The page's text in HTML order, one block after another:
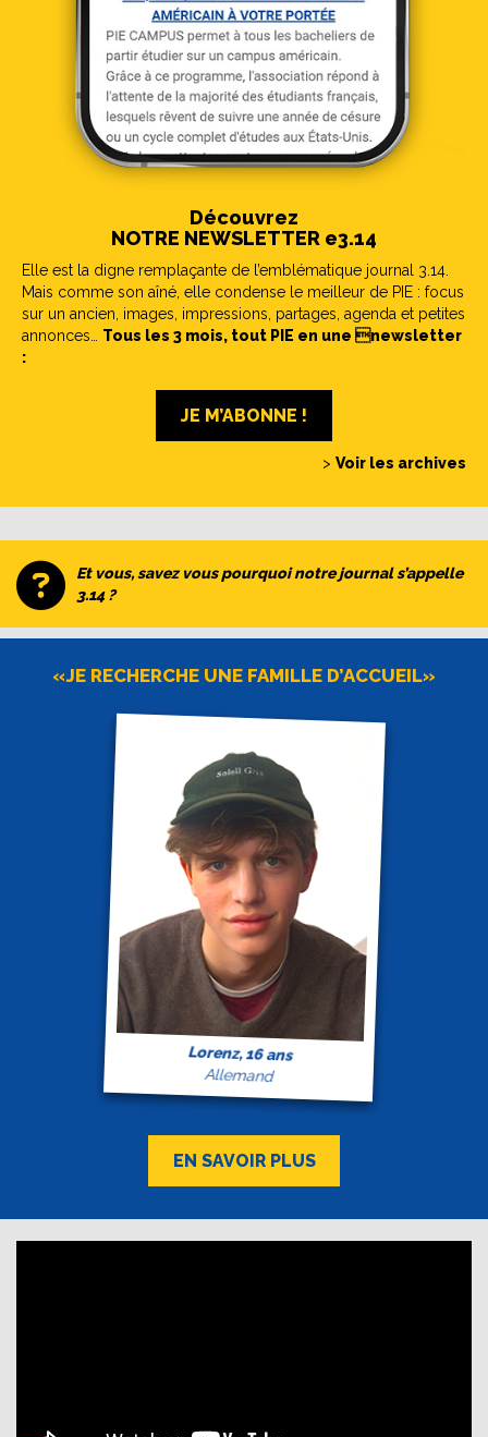
Découvrez
NOTRE NEWSLETTER e3.14
Elle est la digne remplaçante de l’emblématique journal 3.14.
Mais comme son aîné, elle condense le meilleur de PIE : focus
sur un ancien, images, impressions, partages, agenda et petites
annonces… Tous les 3 mois, tout PIE en une newsletter
:
JE M’ABONNE !
> Voir les archives
Et vous, savez vous pourquoi notre journal s’appelle
3.14 ?
«JE RECHERCHE UNE FAMILLE D’ACCUEIL»
Lorenz, 16 ans
Allemand
EN SAVOIR PLUS